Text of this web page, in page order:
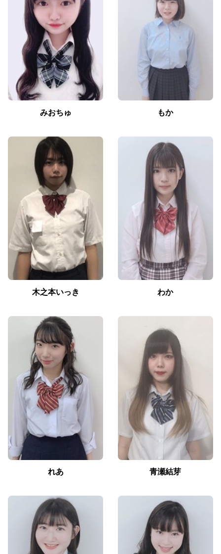
みおちゅ もか
木之本いっき わか
れあ 青瀬結芽